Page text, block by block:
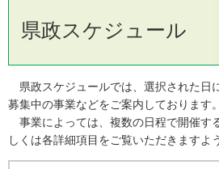
県政スケジュール
県政スケジュールでは、選択された日
募集中の事業などをご案内しております。
事業によっては、複数の日程で開催す
しくは各詳細項目をご覧いただきますよ